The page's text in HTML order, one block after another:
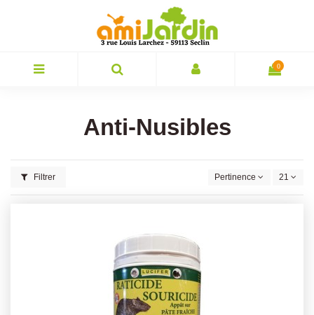
0
Anti-Nusibles
Filtrer Pertinence 21